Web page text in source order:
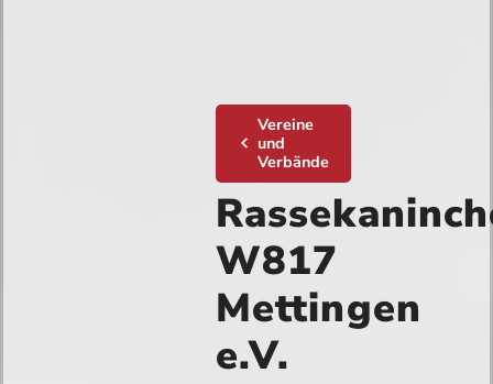
Vereine
und
Verbände
W817
Mettingen
e.V.